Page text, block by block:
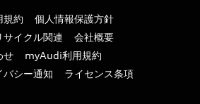
ト
規約
個人情報保護方針
サイクル関連
会社概要
せ
myAudi利用規約
バシー通知
ライセンス条項